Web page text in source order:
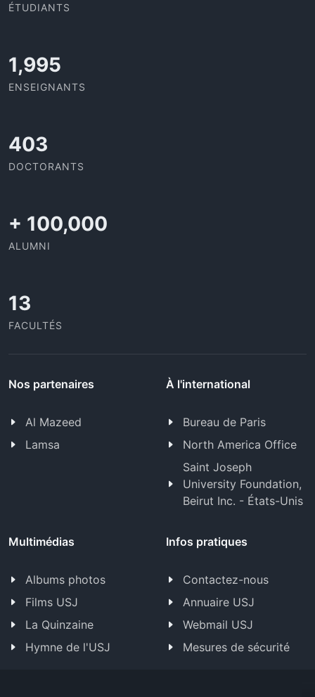
ÉTUDIANTS
2,142
ENSEIGNANTS
437
DOCTORANTS
+ 100,000
ALUMNI
13
FACULTÉS
Nos partenaires
Al Mazeed
Lamsa
À l'international
Bureau de Paris
North America Office
Saint Joseph
University Foundation,
Beirut Inc. - États-Unis
Multimédias
Albums photos
Films USJ
La Quinzaine
Hymne de l'USJ
Infos pratiques
Contactez-nous
Annuaire USJ
Webmail USJ
Mesures de sécurité